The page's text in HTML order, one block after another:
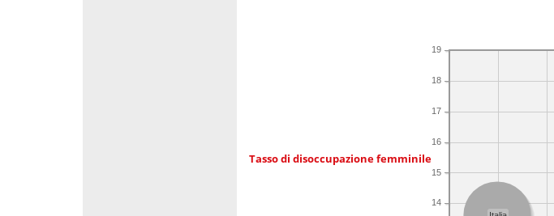
Tasso di disoccupazione femminile
14
15
16
17
18
19